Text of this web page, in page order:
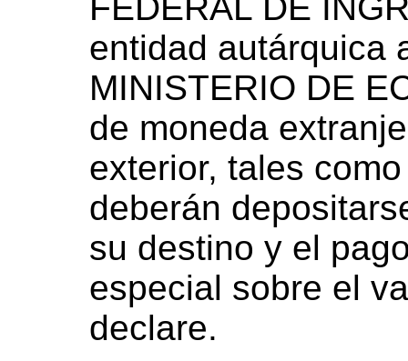
entidad autárquica
MINISTERIO DE
de moneda
exterior, tales
deberán
su destino y el
especial sobre el
declare.